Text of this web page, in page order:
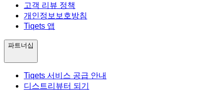
고객 리뷰 정책
개인정보보호방침
Tiqets 앱
파트너십
Tiqets 서비스 공급 안내
디스트리뷰터 되기